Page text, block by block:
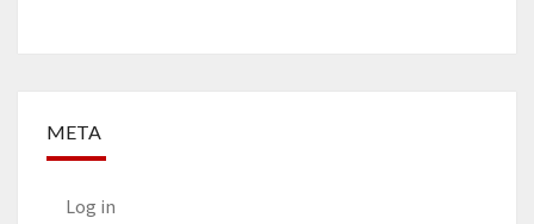
META
Log in